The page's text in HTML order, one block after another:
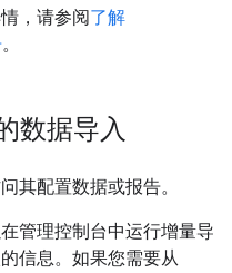
，请参阅了解
。
数据导入
其配置数据或报告。
管理控制台中运行增量导
信息。如果您需要从